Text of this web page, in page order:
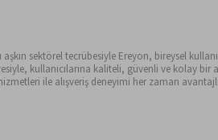
sektörel tecrübesiyle Ereyon, bireysel
kullanıcılarına kaliteli, güvenli ve kolay bir
ile alışveriş deneyimi her zaman